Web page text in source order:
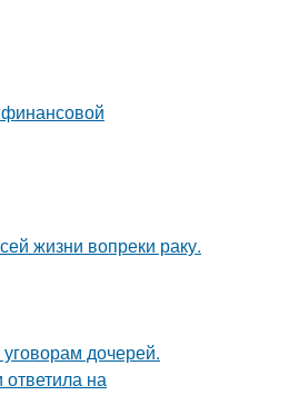
жизни вопреки раку.
дочерей.
на